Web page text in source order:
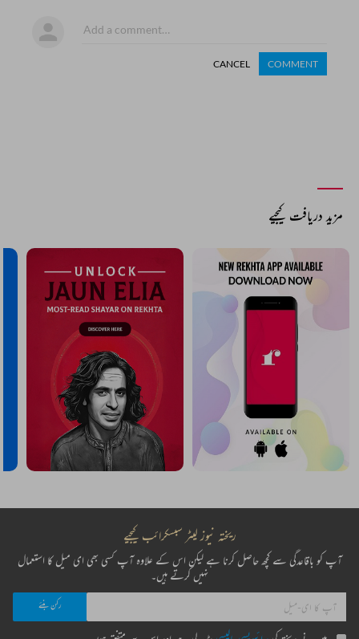
CANCEL COMMENT
مزید دریافت کیجیے
ریختہ نیوز لیٹر سبسکرائب کیجیے
آپ کو باقاعدگی سے کچھ حاصل کرنا ہے لیکن اس کے علاوہ آپ کسی بھی ای میل کا استعمال
نہیں کرتے ہیں۔